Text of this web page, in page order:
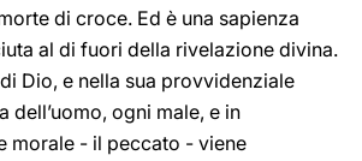
di croce. Ed è una sapienza
al di fuori della rivelazione divina.
Dio, e nella sua provvidenziale
dell’uomo, ogni male, e in
morale - il peccato - viene